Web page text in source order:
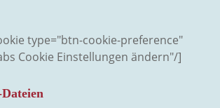
type="btn-cookie-preference"
Cookie Einstellungen ändern"/]